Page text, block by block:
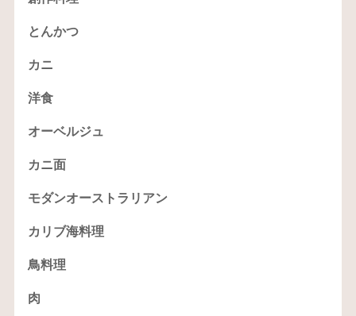
とんかつ
カニ
洋食
オーベルジュ
カニ面
モダンオーストラリアン
カリブ海料理
鳥料理
肉